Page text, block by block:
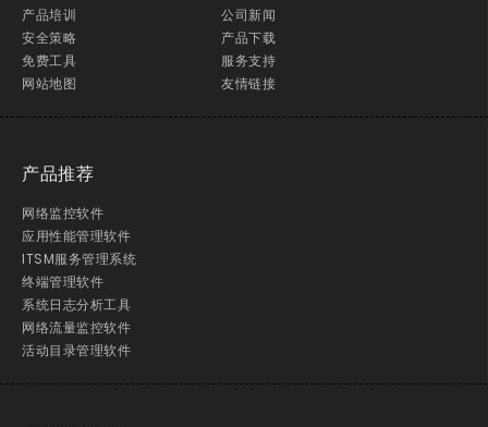
产品培训
安全策略
免费工具
网站地图
公司新闻
产品下载
服务支持
友情链接
产品推荐
网络监控软件
应用性能管理软件
ITSM服务管理系统
终端管理软件
系统日志分析工具
网络流量监控软件
活动目录管理软件